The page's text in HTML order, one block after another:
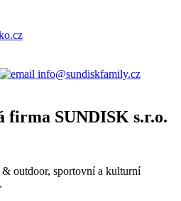
info@sundiskfamily.cz
firma SUNDISK s.r.o.
outdoor, sportovní a kulturní